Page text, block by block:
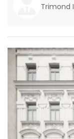
Trimond